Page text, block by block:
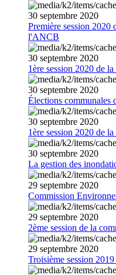
30 septembre 2020
Première session 2020
l'ANCB
30 septembre 2020
1ère session 2020 de
30 septembre 2020
Élections communales
30 septembre 2020
1ère session 2020 de
30 septembre 2020
La gestion des
29 septembre 2020
Commission
29 septembre 2020
2ème session de la
29 septembre 2020
Troisième session